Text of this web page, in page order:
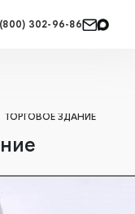
302-96-86
ТОРГОВОЕ ЗДАНИЕ